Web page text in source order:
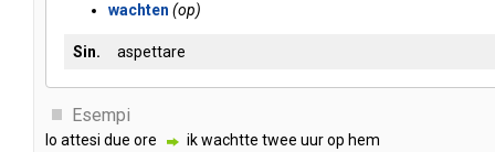
wachten op
Sin. aspettare
Esempi
lo attesi due ore ikwachtte twee uurop hem